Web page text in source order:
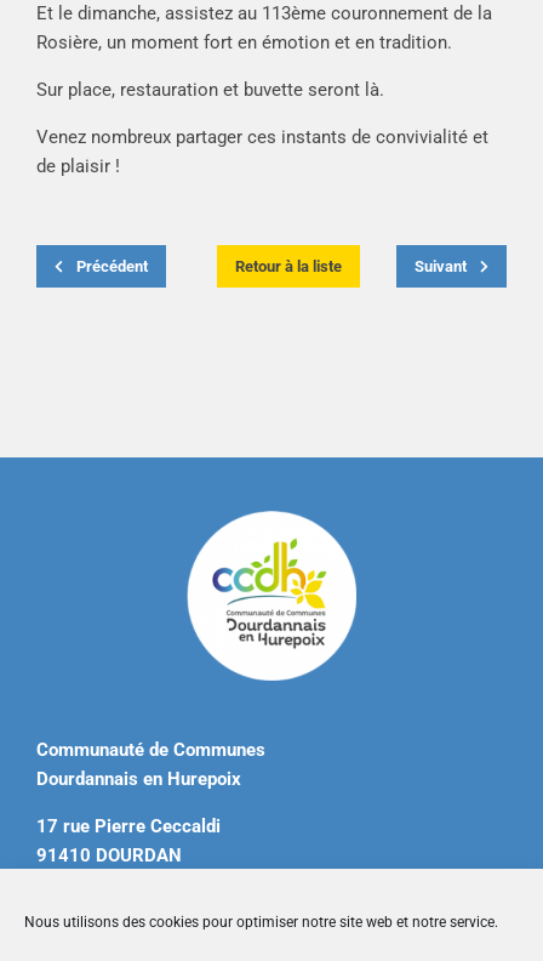
Nous utilisons des cookies pour optimiser notre site web et notre service.
Et le dimanche, assistez au 113ème couronnement de la
Rosière, un moment fort en émotion et en tradition.
Sur place, restauration et buvette seront là.
Venez nombreux partager ces instants de convivialité et
de plaisir !
Précédent Retour à la liste Suivant
Communauté de Communes
Dourdannais en Hurepoix
17 rue Pierre Ceccaldi
91410 DOURDAN
contact@ccdourdannais.com